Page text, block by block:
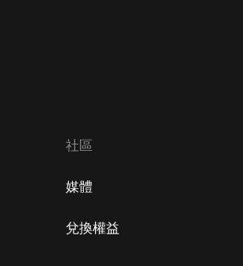
消訂閱方法
社區
媒體
兌換權益